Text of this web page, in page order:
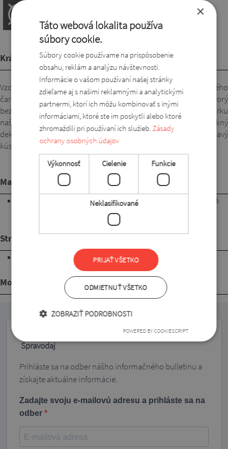
Krátky popis
Vzdušná a ľahká spoločenská blúzka s prídavkom spoločenského
čara, ktoré jej dodáva mušelínový materiál. Základ blúzky tvorý
bezrukávový, elastický top, ku ktorému je do oblasti okolo krku
našitý mušelín. Pekný výstrih predlžuje postavu a vytvára pekný
dekolt. Oblý tvar mušelínu zase kryje tam, kde treba. Zaujímavý
kúsok, ktorý je obľúbený aj u našich zákazníčok.
Materiál
95% polyester, 5% lycra. Pohodlná, jemne padavá a elastická
látka, ktorá sa pri nosení nelepí na telo. Ľahko sa ošetruje,
nekrčí sa a pri praní nepúšťa farbu.
Strih
s dĺžkou pod úroveň bokov
Mohlo by sa Vám páčiť
Spravodaj
Prihláste sa na odber nášho informačného bulletinu a
získajte aktuálne informácie.
Zadajte svoju e-mailovú adresu a prihláste sa na
odber
×
Táto webová lokalita používa
súbory cookie.
Súbory cookie používame na prispôsobenie
obsahu, reklám a analýzu návštevnosti.
Informácie o vašom používaní našej stránky
zdieľame aj s našimi reklamnými a analytickými
partnermi, ktorí ich môžu kombinovať s inými
informáciami, ktoré ste im poskytli alebo ktoré
zhromaždili pri používaní ich služieb.Zásady
ochrany osobných údajov
Výkonnosť Cielenie Funkcie
Neklasifikované
PRIJAŤ VŠETKO
ODMIETNUŤ VŠETKO
ZOBRAZIŤ PODROBNOSTI
POWERED BY COOKIESCRIPT